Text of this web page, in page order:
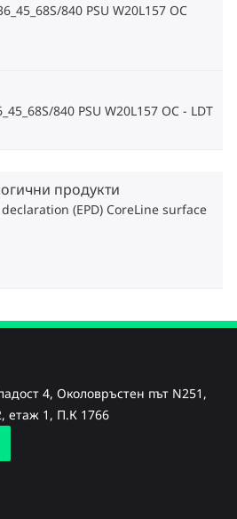
840 PSU W20L157 OC
840 PSU W20L157 OC LDT
продукти
(EPD) CoreLine surface
4, Околовръстен път N251,
етаж 1, П.К 1766